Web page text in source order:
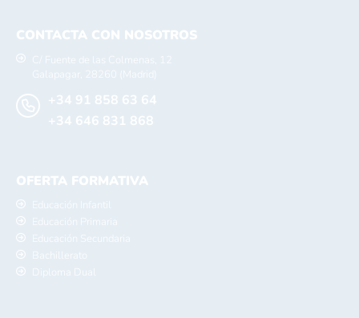
CONTACTA CON NOSOTROS
C/ Fuente de las Colmenas, 12
Galapagar, 28260 (Madrid)
+34 91 858 63 64
+34 646 831 868
OFERTA FORMATIVA
Educación Infantil
Educación Primaria
Educación Secundaria
Bachillerato
Diploma Dual